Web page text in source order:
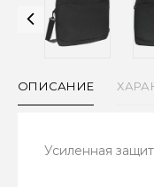
ОПИСАНИЕ
Усиленная